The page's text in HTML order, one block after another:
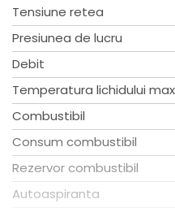
Tensiune retea
Presiunea de lucru
Debit
Temperatura lichidului
Combustibil
Consum combustibil
Rezervor combustibil
Autoaspiranta